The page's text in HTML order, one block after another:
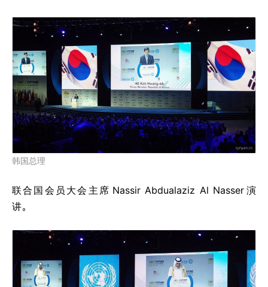
韩国总理
联合国会员大会主席 Nassir Abdualaziz Al Nasser 演
讲。